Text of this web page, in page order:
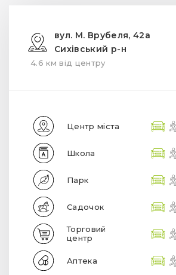
вул. М. Врубеля, 42а
Сихівський р-н
4.6 км від центру
Центр міста
Школа
Парк
Садочок
Торговий
центр
Аптека